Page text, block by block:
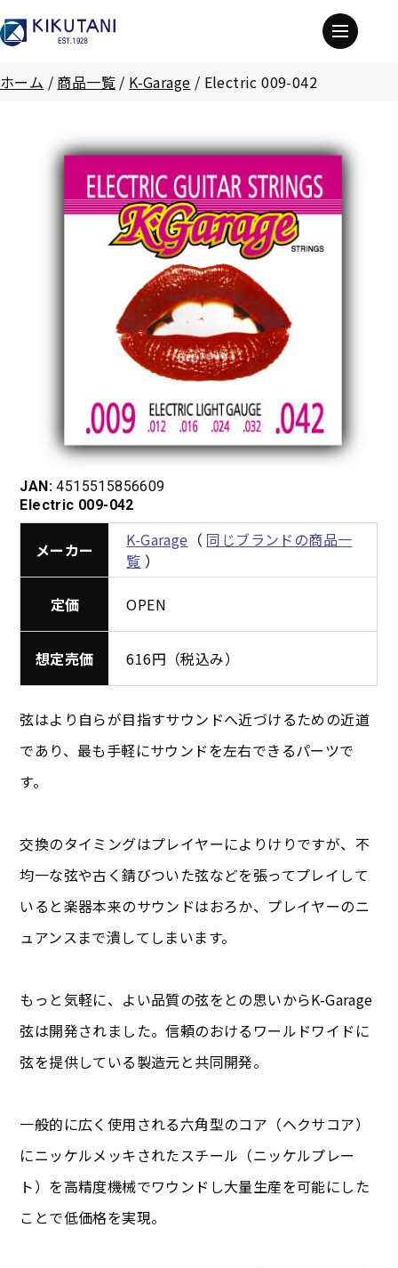
ホーム / 商品一覧 / K-Garage / Electric 009-042
JAN: 4515515856609
Electric 009-042
メーカー K-Garage （ 同じブランドの商品一
覧 ）
定価 OPEN
想定売価 616円（税込み）
弦はより自らが目指すサウンドへ近づけるための近道
であり、最も手軽にサウンドを左右できるパーツで
す。
交換のタイミングはプレイヤーによりけりですが、不
均一な弦や古く錆びついた弦などを張ってプレイして
いると楽器本来のサウンドはおろか、プレイヤーのニ
ュアンスまで潰してしまいます。
もっと気軽に、よい品質の弦をとの思いからK-Garage
弦は開発されました。信頼のおけるワールドワイドに
弦を提供している製造元と共同開発。
一般的に広く使用される六角型のコア（ヘクサコア）
にニッケルメッキされたスチール（ニッケルプレー
ト）を高精度機械でワウンドし大量生産を可能にした
ことで低価格を実現。